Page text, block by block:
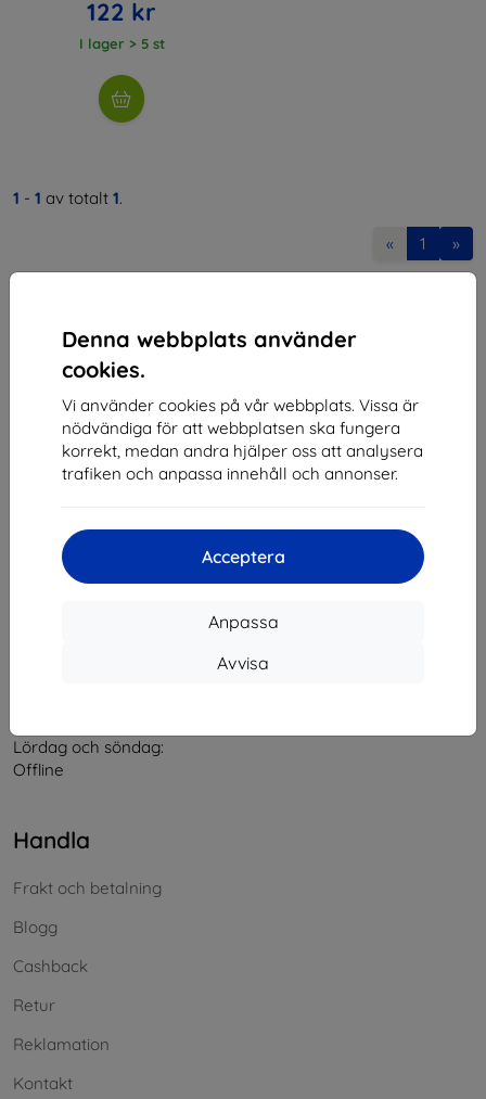
Denna webbplats använder
cookies.
Vi använder cookies på vår webbplats. Vissa är
nödvändiga för att webbplatsen ska fungera
korrekt, medan andra hjälper oss att analysera
trafiken och anpassa innehåll och annonser.
Acceptera
Anpassa
Avvisa
122 kr
I lager > 5 st
1 - 1 av totalt 1.
« 1 »
Shield-SK s.r.o.
Organisationsnummer:46701494
Momsregistreringsnummer:SK2023549671
Kontakt
Lördag och söndag:
Offline
Handla
Frakt och betalning
Blogg
Cashback
Retur
Reklamation
Kontakt